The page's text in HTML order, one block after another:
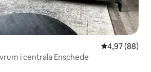
4,97 av 5 i
4,97 (88)
i centrala Enschede